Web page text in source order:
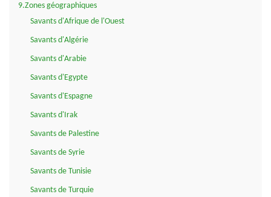
9.Zones géographiques
Savants d'Afrique de l'Ouest
Savants d'Algérie
Savants d'Arabie
Savants d'Egypte
Savants d'Espagne
Savants d'Irak
Savants de Palestine
Savants de Syrie
Savants de Tunisie
Savants de Turquie